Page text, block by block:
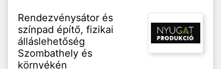
Rendezvénysátor és
színpad építő, fizikai
álláslehetőség
Szombathely és
környékén